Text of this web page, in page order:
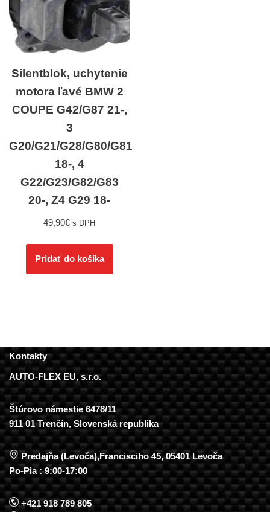
Silentblok, uchytenie
motora ľavé BMW 2
COUPE G42/G87 21-,
3
G20/G21/G28/G80/G81
18-, 4
G22/G23/G82/G83
20-, Z4 G29 18-
49,90€ s DPH
Pridať do košíka
Kontakty
AUTO-FLEX EU, s.r.o.
Štúrovo námestie 6478/11
911 01 Trenčín, Slovenská republika
Predajňa (Levoča),Francisciho 45, 05401 Levoča
Po-Pia : 9:00-17:00
+421 918 789 805